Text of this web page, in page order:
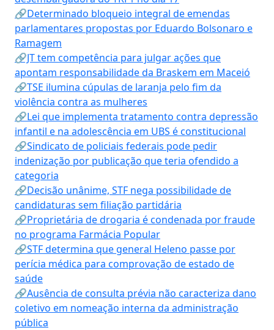
🔗Determinado bloqueio integral de emendas
parlamentares propostas por Eduardo Bolsonaro e
Ramagem
🔗JT tem competência para julgar ações que
apontam responsabilidade da Braskem em Maceió
🔗TSE ilumina cúpulas de laranja pelo fim da
violência contra as mulheres
🔗Lei que implementa tratamento contra depressão
infantil e na adolescência em UBS é constitucional
🔗Sindicato de policiais federais pode pedir
indenização por publicação que teria ofendido a
categoria
🔗Decisão unânime, STF nega possibilidade de
candidaturas sem filiação partidária
🔗Proprietária de drogaria é condenada por fraude
no programa Farmácia Popular
🔗STF determina que general Heleno passe por
perícia médica para comprovação de estado de
saúde
🔗Ausência de consulta prévia não caracteriza dano
coletivo em nomeação interna da administração
pública